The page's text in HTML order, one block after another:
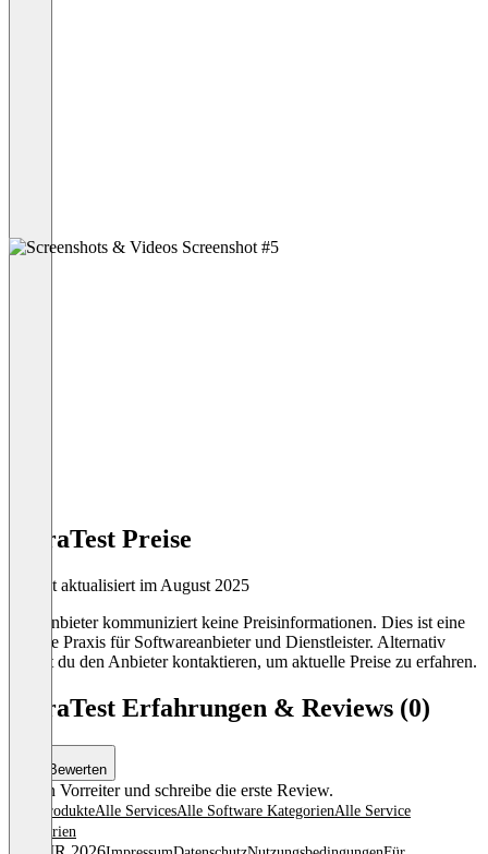
SpiraTest Preise
Zuletzt aktualisiert im August 2025
Der Anbieter kommuniziert keine Preisinformationen. Dies ist eine
übliche Praxis für Softwareanbieter und Dienstleister. Alternativ
kannst du den Anbieter kontaktieren, um aktuelle Preise zu erfahren.
SpiraTest Erfahrungen & Reviews (0)
Bewerten
Sei ein Vorreiter und schreibe die erste Review.
Alle ProdukteAlle ServicesAlle Software KategorienAlle Service
Kategorien